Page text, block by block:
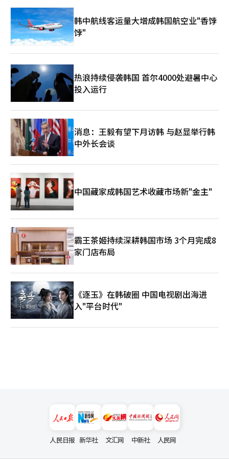
点。因此，他并不在信用卡中寻找三星卡的未来，而是在莫尼莫中
寻找。 如果莫尼莫成功，金以泰将不仅仅是一个普通的信用卡公
司CEO，而是被铭记为引领三星金融数字转型的设计者。反之，如
果失败，他可能会成为一位在大规模平台投资中下注的管理者。
但有一点是明确的。 在AI金融革命的时代，金以泰是最早投资未来
的CEO之一。 : SWOT分析 : Strengths(强项) 金以泰总裁最大的强
项是同时理解金融、技术和平台的罕见经历。他曾在韩国财政部国
际金融局、国际货币基金组织顾问、三星电子战略集团负责人、三
星风险投资代表等职位上，广泛接触宏观经济、数字产业和未来技
术。尤其是三星卡拥有的大量消费数据和连接三星人寿、三星财产
保险、三星证券的莫尼莫平台，是AI金融时代的强大资产。行业内
最高水平的盈利能力和稳定的资本实力，以及三星品牌也是重要的
竞争力。 Weaknesses(弱项) 以莫尼莫为中心的战略尚未完全验证
其成效。在信用卡行业本业增长放缓的情况下，平台投资负担可能
加重。此外，金以泰在战略和规划方面的经验较强，而在信用卡业
务现场销售经验相对不足，这一点可能被视为传统信用卡业务的弱
Opportunities(机会) AI金融、我的数据、数字资产、稳定币和超
个性化资产管理市场为三星卡提供了巨大的机会。特别是围绕莫尼
莫整合金融、消费和投资数据，有可能成长为国内金融行业最强大
的AI基础生活金融平台。三星金融子公司之间的合作也是竞争对手
难以轻易模仿的差异化因素。 Threats(威胁) Toss、Kakao Pay、
Naver Pay等大型科技平台的攻势是最大的威胁。信用卡手续费降
低、经济放缓和金融监管加强也是持续的负担因素。AI竞争加剧，
投资规模不断扩大，但收益产生的时点却不确定。如果莫尼莫未能
获得市场主导地位，可能只会留下巨额投资成本。※ 本报道经人
工智能（AI）系统翻译与编辑。
韩中航线客运量大增成韩国航空业"香饽
饽"
热浪持续侵袭韩国 首尔4000处避暑中心
投入运行
消息：王毅有望下月访韩 与赵显举行韩
中外长会谈
中国藏家成韩国艺术收藏市场新"金主"
霸王茶姬持续深耕韩国市场 3个月完成8
家门店布局
《逐玉》在韩破圈 中国电视剧出海进
入"平台时代"
人民日报 新华社 文汇网 中新社 人民网